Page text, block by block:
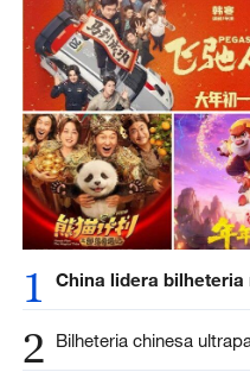
1 China lidera bilheteria
2 Bilheteria chinesa